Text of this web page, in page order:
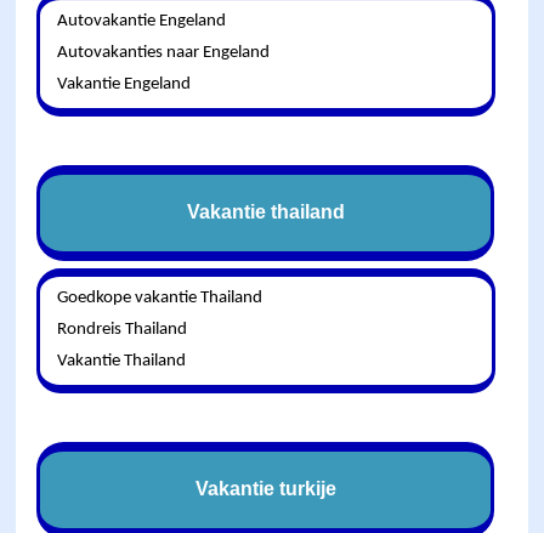
Autovakantie Engeland
Autovakanties naar Engeland
Vakantie Engeland
Vakantie thailand
Goedkope vakantie Thailand
Rondreis Thailand
Vakantie Thailand
Vakantie turkije